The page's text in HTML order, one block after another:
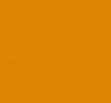
kéo